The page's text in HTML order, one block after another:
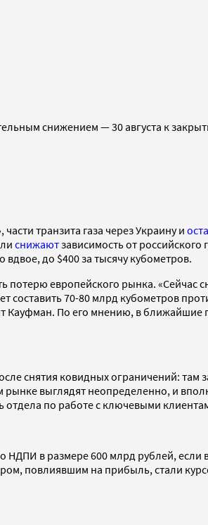
снижением — 30 августа к
транзита газа через Украину и
снижаютзависимость от
до $400 за тысячу кубометров.
европейского рынка. «Сейчас
составить 70-80 млрд кубометров
Кауфман. По его мнению, в
снятия ковидных ограничений:
выглядят неопределенно, и
по работе с ключевыми
НДПИ в размере 600 млрд рублей,
повлиявшим на прибыль, стали